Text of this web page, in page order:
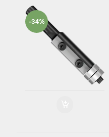
Jiletli ve
Rulmanlı Freze
Bıçak
-34%